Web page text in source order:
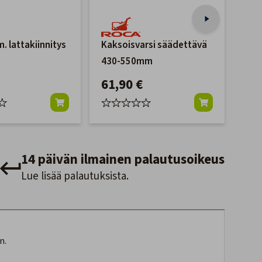
lattakiinnitys
Kaksoisvarsi säädettävä
430-550mm
61,90 €
14 päivän ilmainen palautusoikeus
Lue lisää palautuksista.